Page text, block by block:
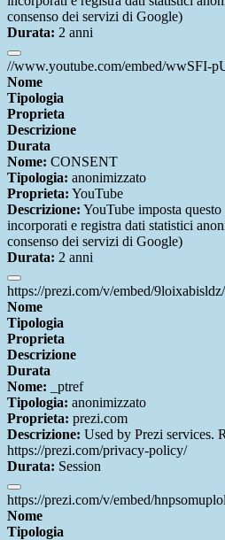
consenso dei servizi di Google)
Durata: 2 anni
//www.youtube.com/embed/wwSFI-
Nome
Tipologia
Proprieta
Descrizione
Durata
Nome: CONSENT
Tipologia: anonimizzato
Proprieta: YouTube
Descrizione: YouTube imposta
incorporati e registra dati statistici
consenso dei servizi di Google)
Durata: 2 anni
https://prezi.com/v/embed/9loixabisldz/
Nome
Tipologia
Proprieta
Descrizione
Durata
Nome: _ptref
Tipologia: anonimizzato
Proprieta: prezi.com
Descrizione: Used by Prezi services.
https://prezi.com/privacy-policy/
Durata: Session
https://prezi.com/v/embed/
Nome
Tipologia